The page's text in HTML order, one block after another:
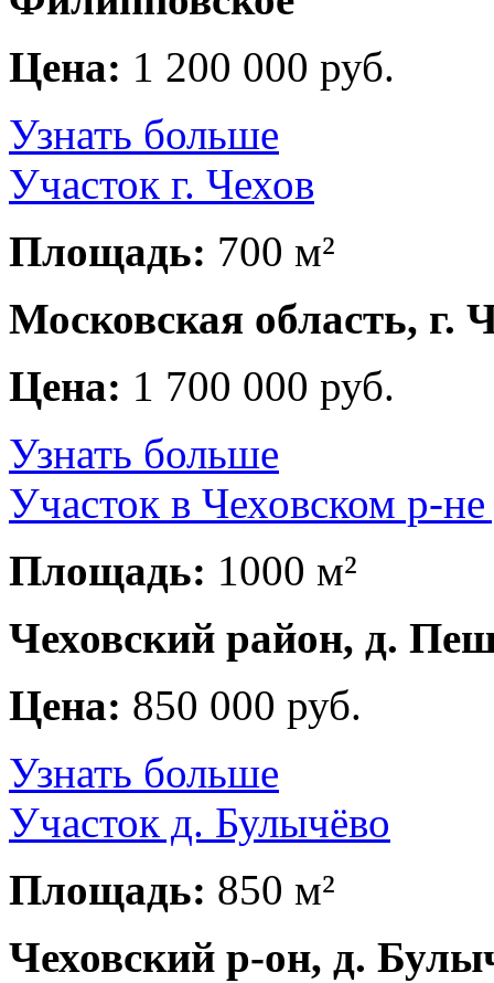
Цена: 1 200 000 руб.
Узнать больше
Участок г. Чехов
Площадь: 700 м²
Московская область, г.
Цена: 1 700 000 руб.
Узнать больше
Участок в Чеховском р-
Площадь: 1000 м²
Чеховский район, д.
Цена: 850 000 руб.
Узнать больше
Участок д. Булычёво
Площадь: 850 м²
Чеховский р-он, д.